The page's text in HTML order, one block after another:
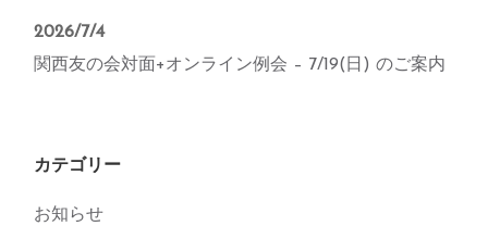
関西友の会対面+オンライン例会 – 7/19(日) のご案内
2026/7/4
カテゴリー
お知らせ